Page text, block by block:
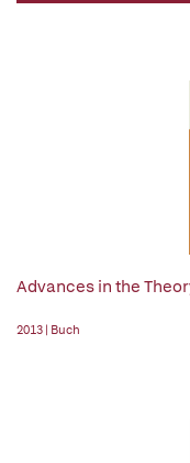
Advances in the
2013 | Buch